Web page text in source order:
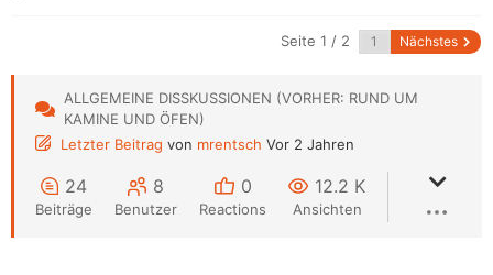
Seite 1 / 2 Nächstes
ALLGEMEINE DISSKUSSIONEN (VORHER: RUND UM
KAMINE UND ÖFEN)
Letzter Beitrag von mrentsch Vor 2 Jahren
24
Beiträge
8
Benutzer
0
Reactions
12.2 K
Ansichten